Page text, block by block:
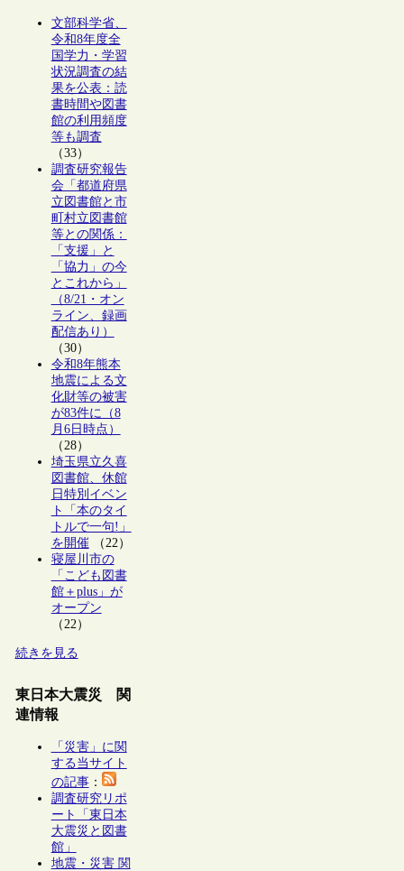
文部科学省、
令和8年度全
国学力・学習
状況調査の結
果を公表：読
書時間や図書
館の利用頻度
等も調査
（33）
調査研究報告
会「都道府県
立図書館と市
町村立図書館
等との関係：
「支援」と
「協力」の今
とこれから」
（8/21・オン
ライン、録画
配信あり）
（30）
令和8年熊本
地震による文
化財等の被害
が83件に（8
月6日時点）
（28）
埼玉県立久喜
図書館、休館
日特別イベン
ト「本のタイ
トルで一句!」
を開催（22）
寝屋川市の
「こども図書
館＋plus」が
オープン
（22）
続きを見る
東日本大震災 関
連情報
「災害」に関
する当サイト
の記事：
調査研究リポ
ート「東日本
大震災と図書
館」
地震・災害 関